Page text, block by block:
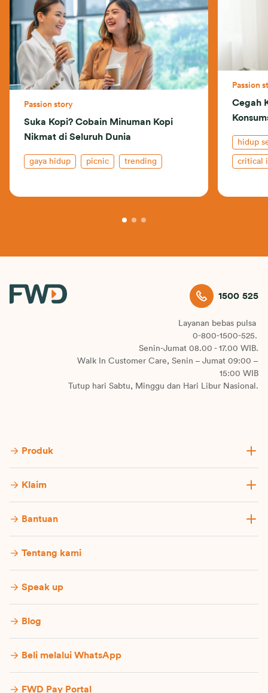
Passion story
Suka Kopi? Cobain Minuman Kopi
Nikmat di Seluruh Dunia
gaya hidup picnic trending
Passion
Cegah
hidup
critical
1500 525
Layanan bebas pulsa
0-800-1500-525.
Senin-Jumat 08.00 - 17.00 WIB.
Walk In Customer Care, Senin – Jumat 09:00 –
15:00 WIB
Tutup hari Sabtu, Minggu dan Hari Libur Nasional.
Produk
Klaim
Bantuan
Tentang kami
Speak up
Blog
Beli melalui WhatsApp
FWD Pay Portal